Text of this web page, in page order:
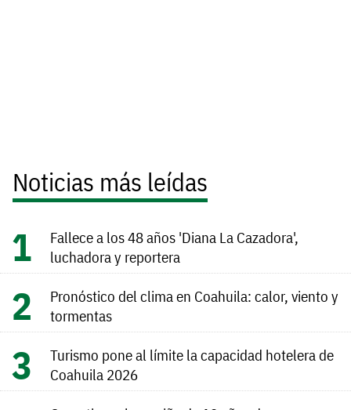
Noticias más leídas
Fallece a los 48 años 'Diana La Cazadora',
luchadora y reportera
Pronóstico del clima en Coahuila: calor, viento y
tormentas
Turismo pone al límite la capacidad hotelera de
Coahuila 2026